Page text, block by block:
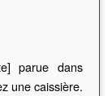
parue dans
une caissière.